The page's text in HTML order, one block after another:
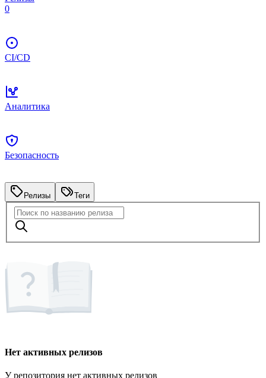
0
CI/CD
Аналитика
Безопасность
Релизы Теги
Нет активных релизов
У репозитория нет активных релизов